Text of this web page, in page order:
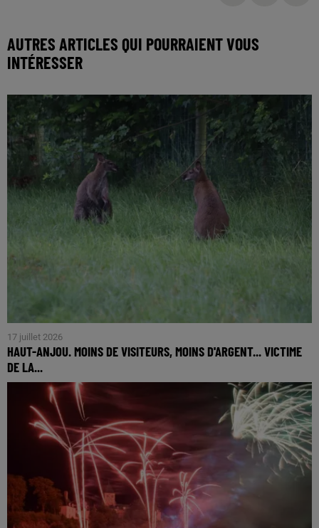
AUTRES ARTICLES QUI POURRAIENT VOUS
INTÉRESSER
17 juillet 2026
HAUT-ANJOU. MOINS DE VISITEURS, MOINS D'ARGENT... VICTIME
DE LA...